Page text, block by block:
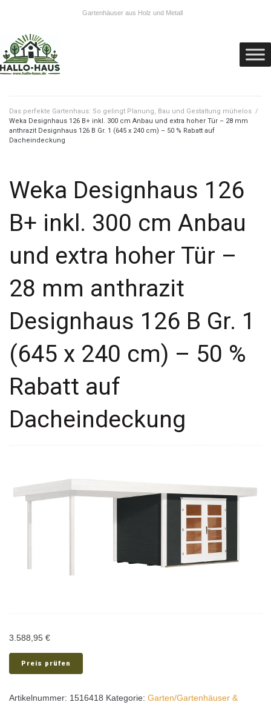
Gartenhäuser aus Holz und Metall
Das perfekte Gartenhaus: So gelingt Planung, Bau und Gestaltung mühelos /
Weka Designhaus 126 B+ inkl. 300 cm Anbau und extra hoher Tür – 28 mm
anthrazit Designhaus 126 B Gr. 1 (645 x 240 cm) – 50 % Rabatt auf
Dacheindeckung
Weka Designhaus 126
B+ inkl. 300 cm Anbau
und extra hoher Tür –
28 mm anthrazit
Designhaus 126 B Gr. 1
(645 x 240 cm) – 50 %
Rabatt auf
Dacheindeckung
3.588,95 €
Preis prüfen
Artikelnummer: 1516418 Kategorie: Garten/Gartenhäuser &